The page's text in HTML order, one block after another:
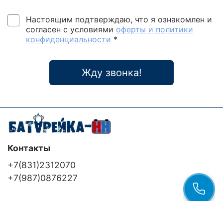
Настоящим подтверждаю, что я ознакомлен и
согласен с условиями оферты и политики
конфиденциальности *
Жду звонка!
Контакты
+7(831)2312070
+7(987)0876227